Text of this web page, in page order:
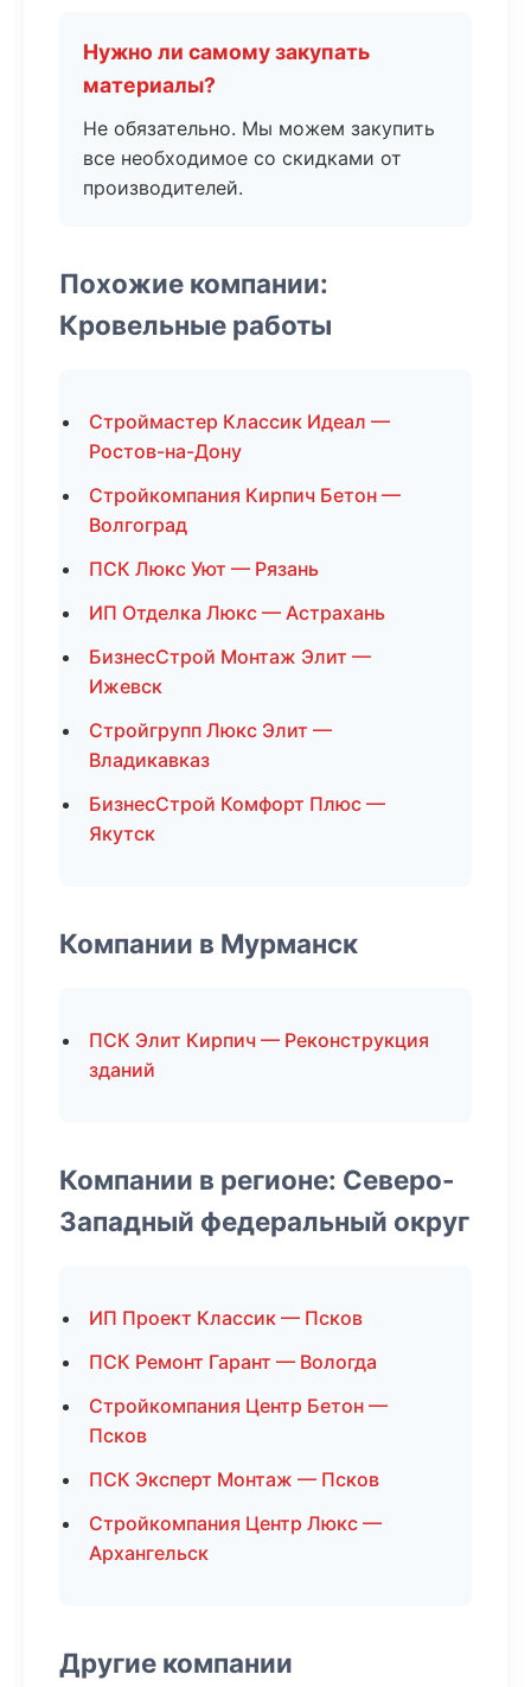
Нужно ли самому закупать
материалы?
Не обязательно. Мы можем закупить
все необходимое со скидками от
производителей.
Похожие компании:
Кровельные работы
Строймастер Классик Идеал —
Ростов-на-Дону
Стройкомпания Кирпич Бетон —
Волгоград
ПСК Люкс Уют — Рязань
ИП Отделка Люкс — Астрахань
БизнесСтрой Монтаж Элит —
Ижевск
Стройгрупп Люкс Элит —
Владикавказ
БизнесСтрой Комфорт Плюс —
Якутск
Компании в Мурманск
ПСК Элит Кирпич — Реконструкция
зданий
Компании в регионе: Северо-
Западный федеральный округ
ИП Проект Классик — Псков
ПСК Ремонт Гарант — Вологда
Стройкомпания Центр Бетон —
Псков
ПСК Эксперт Монтаж — Псков
Стройкомпания Центр Люкс —
Архангельск
Другие компании